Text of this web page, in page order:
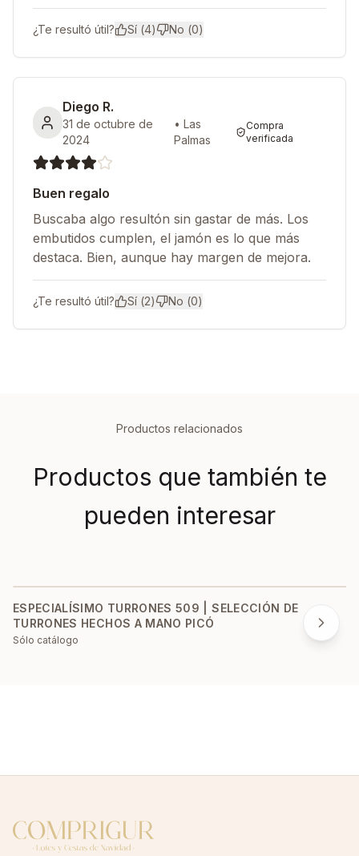
¿Te resultó útil? Sí (4) No (0)
Diego R.
31 de octubre de
2024
• Las
Palmas
Compra
verificada
Buen regalo
Buscaba algo resultón sin gastar de más. Los
embutidos cumplen, el jamón es lo que más
destaca. Bien, aunque hay margen de mejora.
¿Te resultó útil? Sí (2) No (0)
Productos relacionados
Productos que también te
pueden interesar
ESPECIALÍSIMO TURRONES 509 | SELECCIÓN DE
TURRONES HECHOS A MANO PICÓ
Sólo catálogo